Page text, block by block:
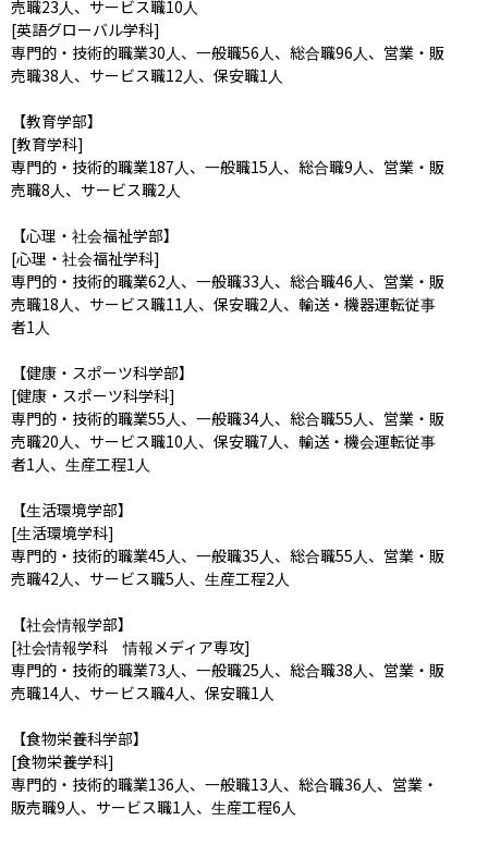
売職23人、サービス職10人
[英語グローバル学科]
専門的・技術的職業30人、一般職56人、総合職96人、営業・販
売職38人、サービス職12人、保安職1人
【教育学部】
[教育学科]
専門的・技術的職業187人、一般職15人、総合職9人、営業・販
売職8人、サービス職2人
【心理・社会福祉学部】
[心理・社会福祉学科]
専門的・技術的職業62人、一般職33人、総合職46人、営業・販
売職18人、サービス職11人、保安職2人、輸送・機器運転従事
者1人
【健康・スポーツ科学部】
[健康・スポーツ科学科]
専門的・技術的職業55人、一般職34人、総合職55人、営業・販
売職20人、サービス職10人、保安職7人、輸送・機会運転従事
者1人、生産工程1人
【生活環境学部】
[生活環境学科]
専門的・技術的職業45人、一般職35人、総合職55人、営業・販
売職42人、サービス職5人、生産工程2人
【社会情報学部】
[社会情報学科　情報メディア専攻]
専門的・技術的職業73人、一般職25人、総合職38人、営業・販
売職14人、サービス職4人、保安職1人
【食物栄養科学部】
[食物栄養学科]
専門的・技術的職業136人、一般職13人、総合職36人、営業・
販売職9人、サービス職1人、生産工程6人